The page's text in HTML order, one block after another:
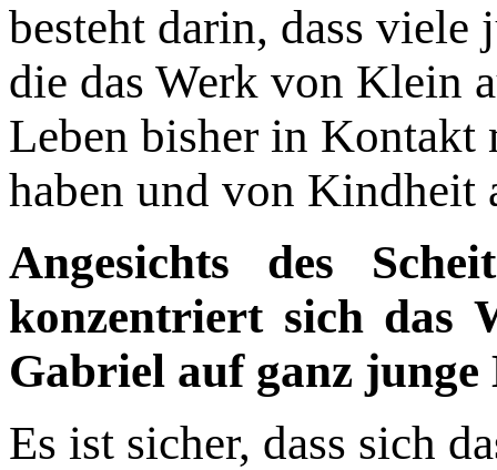
besteht darin, dass
die das Werk von Klein
Leben bisher in Kontakt
haben und von Kindheit
Angesichts des
konzentriert sich das
Gabriel auf ganz junge
Es ist sicher, dass sich